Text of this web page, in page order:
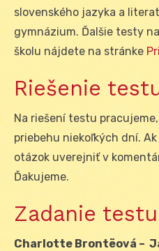
slovenského jazyka a
gymnázium. Ďalšie testy
školu nájdete na stránke
Riešenie
Na riešení testu
priebehu niekoľkých dní.
otázok uverejniť v
Ďakujeme.
Zadanie testu
Charlotte Brontëová –